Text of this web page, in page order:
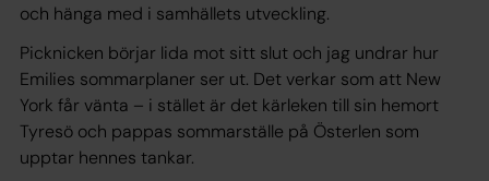
och hänga med i samhällets utveckling.
Picknicken börjar lida mot sitt slut och jag undrar hur
Emilies sommarplaner ser ut. Det verkar som att New
York får vänta – i stället är det kärleken till sin hemort
Tyresö och pappas sommarställe på Österlen som
upptar hennes tankar.